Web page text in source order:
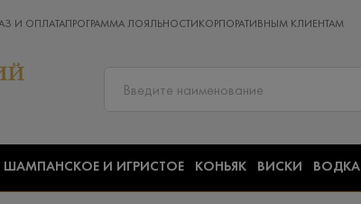
И ОПЛАТАПРОГРАММА ЛОЯЛЬНОСТИ КОРПОРАТИВНЫМ КЛИЕНТАМ
ШАМПАНСКОЕ И ИГРИСТОЕ КОНЬЯК ВИСКИ ВОДКА